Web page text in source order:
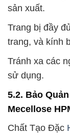
sản xuất.
Trang bị đầy
trang, và kính
Tránh xa các
sử dụng.
5.2. Bảo
Mecellose
Chất Tạo Đặc